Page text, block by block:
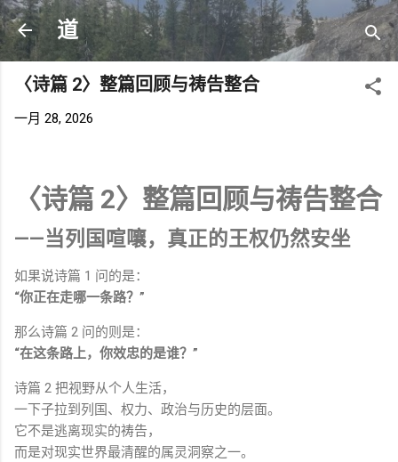
跳至主要内容
道
〈诗篇 2〉整篇回顾与祷告整合
一月 28, 2026
〈诗篇 2〉整篇回顾与祷告整合
——当列国喧嚷，真正的王权仍然安坐
如果说诗篇 1 问的是：
“你正在走哪一条路？”
那么诗篇 2 问的则是：
“在这条路上，你效忠的是谁？”
诗篇 2 把视野从个人生活，
一下子拉到列国、权力、政治与历史的层面。
它不是逃离现实的祷告，
而是对现实世界最清醒的属灵洞察之一。